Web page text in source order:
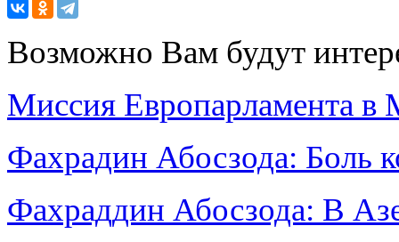
Возможно Вам будут
Миссия Европарламента в
Фахрадин Абосзода: Боль
Фахраддин Абосзода: В